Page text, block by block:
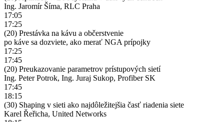
Ing. Jaromír Šíma, RLC Praha
17:05
17:25
(20) Prestávka na kávu a občerstvenie
po káve sa dozviete, ako merať NGA prípojky
17:25
17:45
(20) Preukazovanie parametrov prístupových sietí
Ing. Peter Potrok, Ing. Juraj Sukop, Profiber SK
17:45
18:15
(30) Shaping v sieti ako najdôležitejšia časť riadenia siete
Karel Řeřicha, United Networks